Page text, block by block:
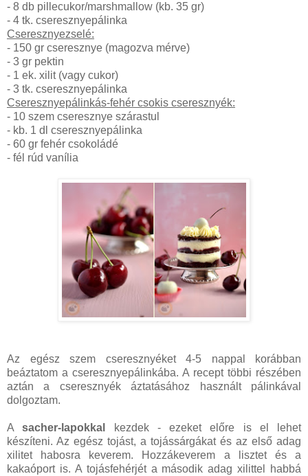
- 8 db pillecukor/marshmallow (kb. 35 gr)
- 4 tk. cseresznyepálinka
Cseresznyezselé:
- 150 gr cseresznye (magozva mérve)
- 3 gr pektin
- 1 ek. xilit (vagy cukor)
- 3 tk. cseresznyepálinka
Cseresznyepálinkás-fehér csokis cseresznyék:
- 10 szem cseresznye szárastul
- kb. 1 dl cseresznyepálinka
- 60 gr fehér csokoládé
- fél rúd vanília
Az egész szem cseresznyéket 4-5 nappal korábban
beáztatom a cseresznyepálinkába. A recept többi részében
aztán a cseresznyék áztatásához használt pálinkával
dolgoztam.
Asacher-lapokkal
kezdek - ezeket előre is el lehet
készíteni. Az egész tojást, a tojássárgákat és az első adag
xilitet habosra keverem. Hozzákeverem a lisztet és a
kakaóport is. A tojásfehérjét a második adag xilittel habbá